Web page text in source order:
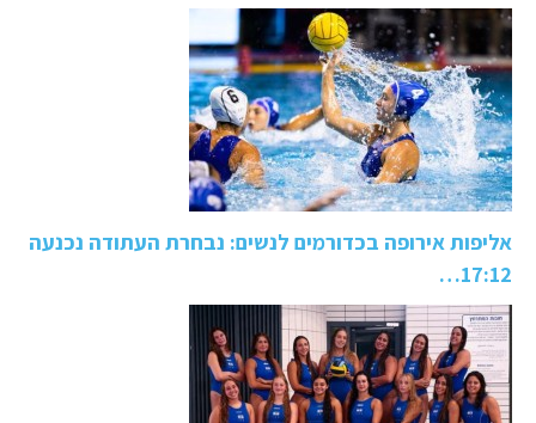
אליפות אירופה בכדורמים לנשים: נבחרת העתודה נכנעה
17:12…